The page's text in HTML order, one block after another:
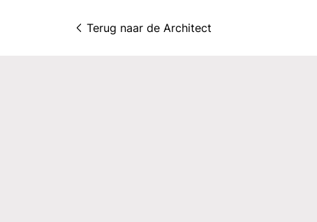
Terug naar de Architect